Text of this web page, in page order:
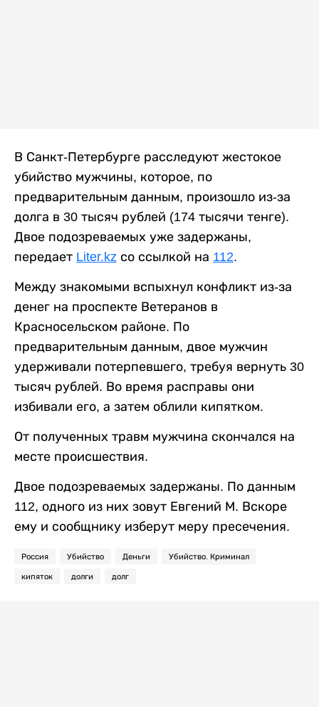
В Санкт-Петербурге расследуют жестокое
убийство мужчины, которое, по
предварительным данным, произошло из-за
долга в 30 тысяч рублей (174 тысячи тенге).
Двое подозреваемых уже задержаны,
передает Liter.kz со ссылкой на 112.
Между знакомыми вспыхнул конфликт из-за
денег на проспекте Ветеранов в
Красносельском районе. По
предварительным данным, двое мужчин
удерживали потерпевшего, требуя вернуть 30
тысяч рублей. Во время расправы они
избивали его, а затем облили кипятком.
От полученных травм мужчина скончался на
месте происшествия.
Двое подозреваемых задержаны. По данным
112, одного из них зовут Евгений М. Вскоре
ему и сообщнику изберут меру пресечения.
Россия Убийство Деньги Убийство. Криминал
кипяток долги долг